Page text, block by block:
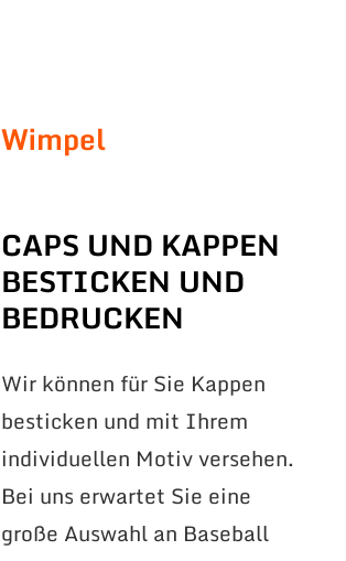
Wimpel
CAPS UND KAPPEN
BESTICKEN UND
BEDRUCKEN
Wir können für Sie Kappen
besticken und mit Ihrem
individuellen Motiv versehen.
Bei uns erwartet Sie eine
große Auswahl an Baseball